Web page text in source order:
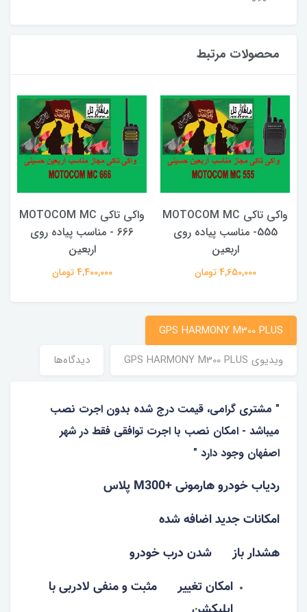
محصولات مرتبط
واکی تاکی MOTOCOM MC
666 - مناسب پیاده روی
اربعین
4,400,000 تومان
ساعت گیرنده پیجر SOLT
30,000,000 تومان
GPS HARMONY M300 PLUS
ویدیوی GPS HARMONY M300 PLUS
دیدگاه‌ها
" مشتری گرامی، قیمت درج شده بدون اجرت نصب
میباشد - امکان نصب با اجرت توافقی فقط در شهر
اصفهان وجود دارد "
ردیاب خودرو هارمونی +M300 پلاس
امکانات جدید اضافه شده
هشدار باز شدن درب خودرو
امکان تغییر مثبت و منفی لادربی با